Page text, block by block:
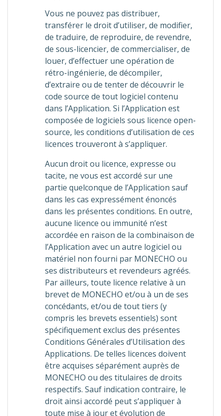
Vous ne pouvez pas distribuer,
transférer le droit d’utiliser, de modifier,
de traduire, de reproduire, de revendre,
de sous-licencier, de commercialiser, de
louer, d’effectuer une opération de
rétro-ingénierie, de décompiler,
d’extraire ou de tenter de découvrir le
code source de tout logiciel contenu
dans l’Application. Si l’Application est
composée de logiciels sous licence open-
source, les conditions d’utilisation de ces
licences trouveront à s’appliquer.
Aucun droit ou licence, expresse ou
tacite, ne vous est accordé sur une
partie quelconque de l’Application sauf
dans les cas expressément énoncés
dans les présentes conditions. En outre,
aucune licence ou immunité n’est
accordée en raison de la combinaison de
l’Application avec un autre logiciel ou
matériel non fourni par MONECHO ou
ses distributeurs et revendeurs agréés.
Par ailleurs, toute licence relative à un
brevet de MONECHO et/ou à un de ses
concédants, et/ou de tout tiers (y
compris les brevets essentiels) sont
spécifiquement exclus des présentes
Conditions Générales d’Utilisation des
Applications. De telles licences doivent
être acquises séparément auprès de
MONECHO ou des titulaires de droits
respectifs. Sauf indication contraire, le
droit ainsi accordé peut s’appliquer à
toute mise à jour et évolution de